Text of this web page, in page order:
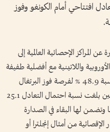
افتتاحي أمام الكونغو وفوز
المراكز الإحصائية العالمية إلى
واللاتينية مع أفضلية طفيفة
للبرتغال؛ إذ منحت المؤشرات الحاسوبية نسبة 48.9 % لفرصة فوز البرتغال
مقابل 26 % لمنتخب «كافيتيروس»، في حين بلغت نسبة احتمال التعادل 25.1
وتضمن لها البقاء في الصدارة
من أمثال إنجلترا أو